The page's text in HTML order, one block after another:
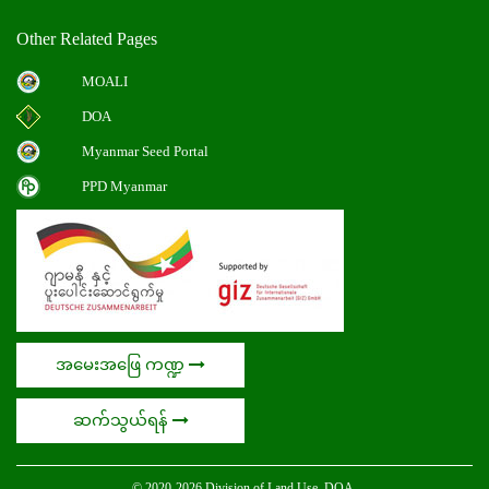
Other Related Pages
MOALI
DOA
Myanmar Seed Portal
PPD Myanmar
အမေးအဖြေ ကဏ္ဍ
ဆက်သွယ်ရန်